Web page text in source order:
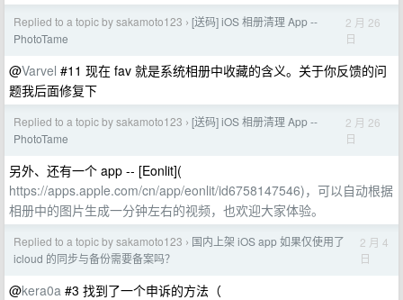
Replied to a topic by sakamoto123 › [送码] iOS 相册清理 App --
PhotoTame
2 月 26
日
@Varvel #11 现在 fav 就是系统相册中收藏的含义。关于你反馈的问
题我后面修复下
Replied to a topic by sakamoto123 › [送码] iOS 相册清理 App --
PhotoTame
2 月 26
日
另外、还有一个 app -- [Eonlit](
https://apps.apple.com/cn/app/eonlit/id6758147546)，可以自动根据
相册中的图片生成一分钟左右的视频，也欢迎大家体验。
Replied to a topic by sakamoto123 › 国内上架 iOS app 如果仅使用了
icloud 的同步与备份需要备案吗？
2 月 4
日
@kera0a #3 找到了一个申诉的方法（